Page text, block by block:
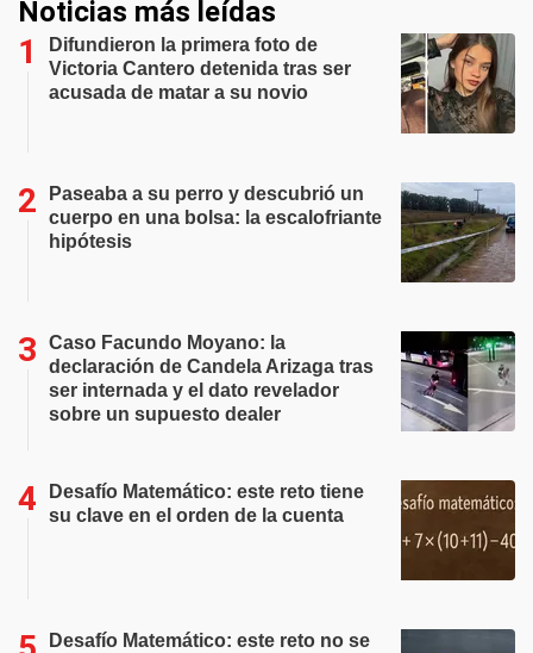
Noticias más leídas
Difundieron la primera foto de
Victoria Cantero detenida tras ser
acusada de matar a su novio
Paseaba a su perro y descubrió un
cuerpo en una bolsa: la escalofriante
hipótesis
Caso Facundo Moyano: la
declaración de Candela Arizaga tras
ser internada y el dato revelador
sobre un supuesto dealer
Desafío Matemático: este reto tiene
su clave en el orden de la cuenta
Desafío Matemático: este reto no se